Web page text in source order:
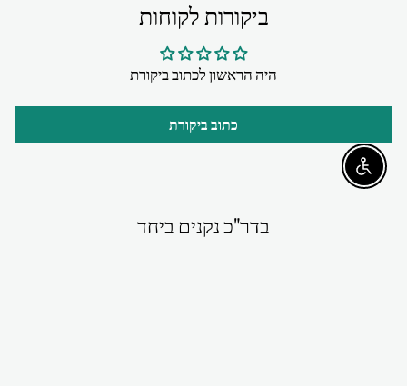
ביקורות לקוחות
היה הראשון לכתוב ביקורת
כתוב ביקורת
בדר"כ נקנים ביחד
Enable accessibility